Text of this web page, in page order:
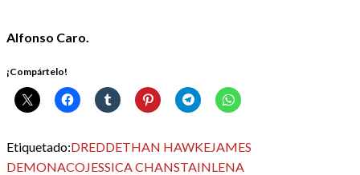
Alfonso Caro.
¡Compártelo!
Etiquetado:DREDDETHAN HAWKEJAMES
DEMONACOJESSICA CHANSTAINLENA